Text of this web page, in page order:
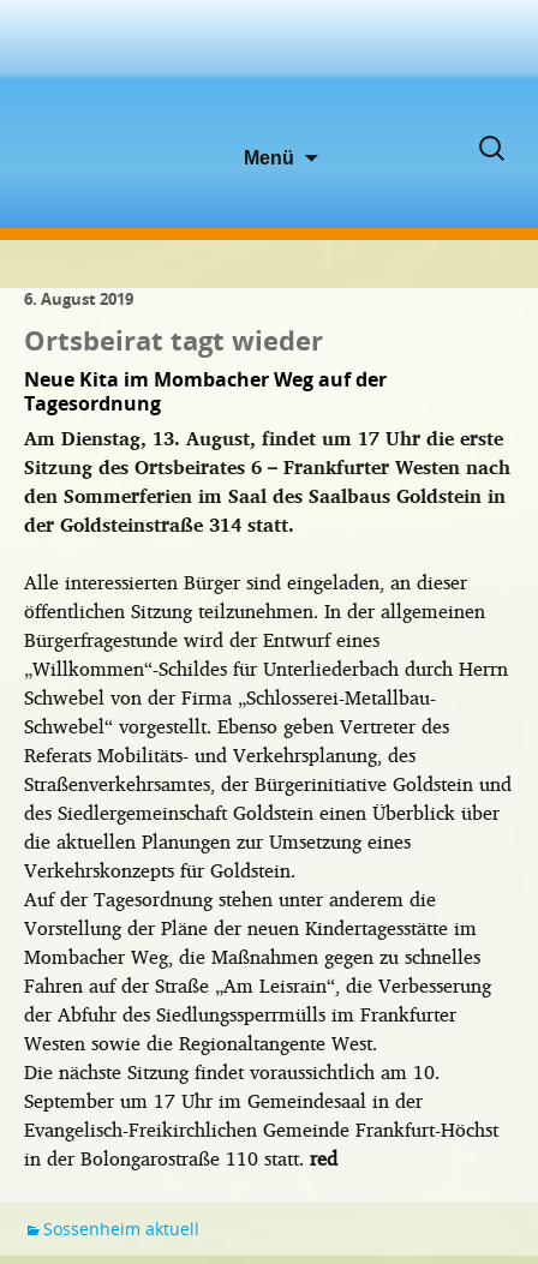
Menü
Suchen
6. August 2019
Ortsbeirat tagt wieder
Neue Kita im Mombacher Weg auf der
Tagesordnung
Am Dienstag, 13. August, findet um 17 Uhr die erste
Sitzung des Ortsbeirates 6 – Frankfurter Westen nach
den Sommerferien im Saal des Saalbaus Goldstein in
der Goldsteinstraße 314 statt.
Alle interessierten Bürger sind eingeladen, an dieser
öffentlichen Sitzung teilzunehmen. In der allgemeinen
Bürgerfragestunde wird der Entwurf eines
„Willkommen“-Schildes für Unterliederbach durch Herrn
Schwebel von der Firma „Schlosserei-Metallbau-
Schwebel“ vorgestellt. Ebenso geben Vertreter des
Referats Mobilitäts- und Verkehrsplanung, des
Straßenverkehrsamtes, der Bürgerinitiative Goldstein und
des Siedlergemeinschaft Goldstein einen Überblick über
die aktuellen Planungen zur Umsetzung eines
Verkehrskonzepts für Goldstein.
Auf der Tagesordnung stehen unter anderem die
Vorstellung der Pläne der neuen Kindertagesstätte im
Mombacher Weg, die Maßnahmen gegen zu schnelles
Fahren auf der Straße „Am Leisrain“, die Verbesserung
der Abfuhr des Siedlungssperrmülls im Frankfurter
Westen sowie die Regionaltangente West.
Die nächste Sitzung findet voraussichtlich am 10.
September um 17 Uhr im Gemeindesaal in der
Evangelisch-Freikirchlichen Gemeinde Frankfurt-Höchst
in der Bolongarostraße 110 statt. red
Sossenheim aktuell